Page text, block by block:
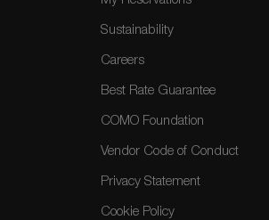
Sustainability
Careers
Best Rate Guarantee
COMO Foundation
Vendor Code of Conduct
Privacy Statement
Cookie Policy